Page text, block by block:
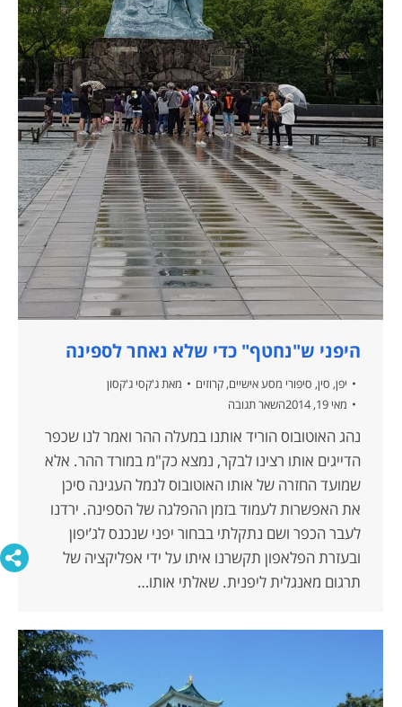
היפני ש"נחטף" כדי שלא נאחר לספינה
יפן, סין, סיפורי מסע אישיים, קרוזים מאת ג'קסי ג'קסון
מאי 19, 2014
השאר תגובה
נהג האוטובוס הוריד אותנו במעלה ההר ואמר לנו שכפר
הדייגים אותו רצינו לבקר, נמצא כק"מ במורד ההר. אלא
שמועד החזרה של אותו האוטובוס לנמל העגינה סיכן
את האפשרות לעמוד בזמן ההפלגה של הספינה. ירדנו
לעבר הכפר ושם נתקלתי בבחור יפני שנכנס לג’יפון
ובעזרת הפלאפון תקשרנו איתו על ידי אפליקציה של
תרגום מאנגלית ליפנית. שאלתי אותו…